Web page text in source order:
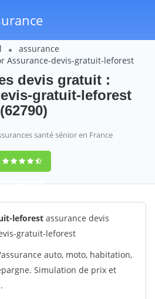
assurance
Assurance-devis-gratuit-leforest
devis gratuit :
gratuit-leforest
(62790)
santé sénior en France
(100%)1242
votes
leforest assurance devis
gratuit-leforest
auto, moto, habitation,
Simulation de prix et